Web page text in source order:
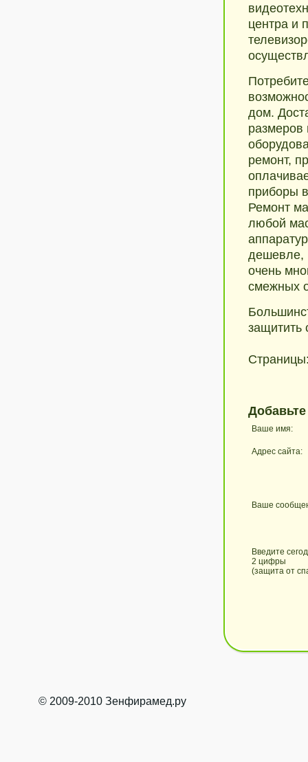
центра и
дом.
размеров
ремонт,
приборы
Ремонт
любой
дешевле,
очень
смежных
защитить
Ваше имя:
Адрес сайта:
Ваше
Введите
2 цифры
(защита от
© 2009-2010 Зенфирамед.ру